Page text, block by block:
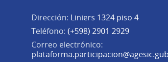
Dirección: Liniers 1324 piso 4
Teléfono: (+598) 2901 2929
Correo electrónico: